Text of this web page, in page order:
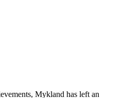
Mykland has left an